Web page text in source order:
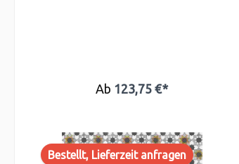
Ab 123,75 €*
Bestellt, Lieferzeit anfragen